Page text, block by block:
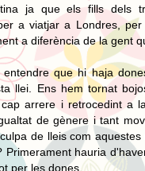
ja que els fills dels
a viatjar a Londres,
a diferència de la gent
entendre que hi haja
llei. Ens hem tornat
arrere i retrocedint a
de gènere i tant
de lleis com
Primerament hauria
per les dones.